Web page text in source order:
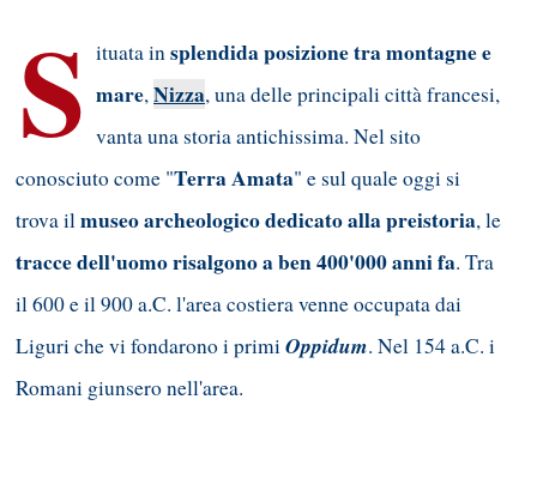
S ituata insplendida posizione tra montagne e
mare,Nizza, una delle principali città francesi,
vanta una storia antichissima. Nel sito
conosciuto come "Terra Amata" e sul quale oggi si
trova ilmuseo archeologico dedicato alla preistoria, le
tracce dell'uomo risalgono a ben 400'000 anni fa. Tra
il 600 e il 900 a.C. l'area costiera venne occupata dai
Liguri che vi fondarono i primiOppidum. Nel 154 a.C. i
Romani giunsero nell'area.